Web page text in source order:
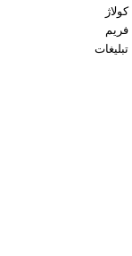
کولاژ
فریم
تبلیغات